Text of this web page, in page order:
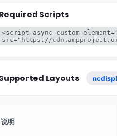
Required Scripts
<script async custom-
src="https://
Supported Layouts
说明